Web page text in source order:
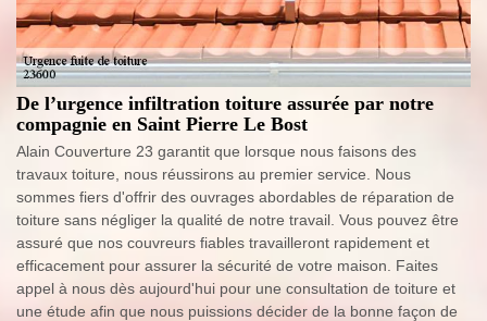
De l’urgence infiltration toiture assurée par notre
compagnie en Saint Pierre Le Bost
Alain Couverture 23 garantit que lorsque nous faisons des
travaux toiture, nous réussirons au premier service. Nous
sommes fiers d'offrir des ouvrages abordables de réparation de
toiture sans négliger la qualité de notre travail. Vous pouvez être
assuré que nos couvreurs fiables travailleront rapidement et
efficacement pour assurer la sécurité de votre maison. Faites
appel à nous dès aujourd'hui pour une consultation de toiture et
une étude afin que nous puissions décider de la bonne façon de